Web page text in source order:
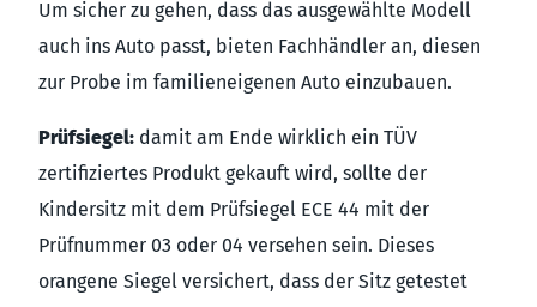
Um sicher zu gehen, dass das ausgewählte Modell
auch ins Auto passt, bieten Fachhändler an, diesen
zur Probe im familieneigenen Auto einzubauen.
Prüfsiegel: damit am Ende wirklich ein TÜV
zertifiziertes Produkt gekauft wird, sollte der
Kindersitz mit dem Prüfsiegel ECE 44 mit der
Prüfnummer 03 oder 04 versehen sein. Dieses
orangene Siegel versichert, dass der Sitz getestet